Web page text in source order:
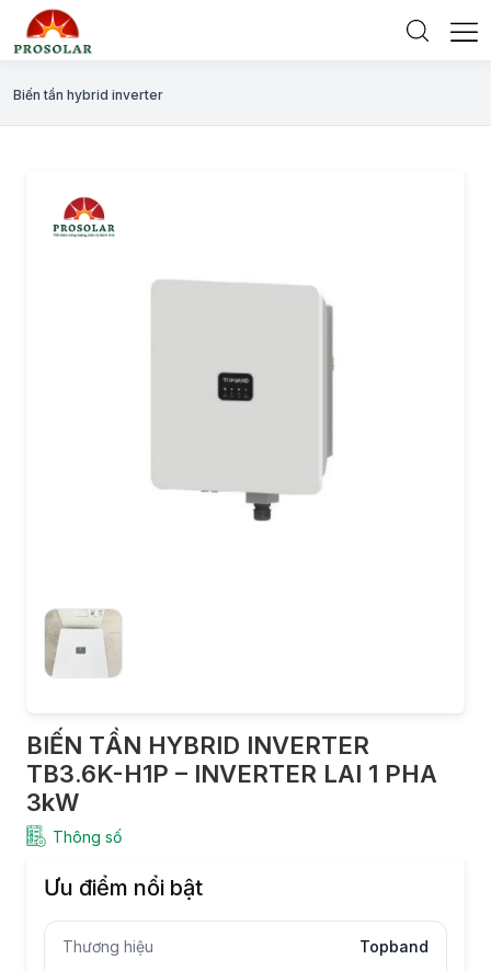
Biến tần hybrid inverter
BIẾN TẦN HYBRID INVERTER
TB3.6K-H1P – INVERTER LAI 1 PHA
3kW
Thông số
Ưu điểm nổi bật
Thương hiệu Topband